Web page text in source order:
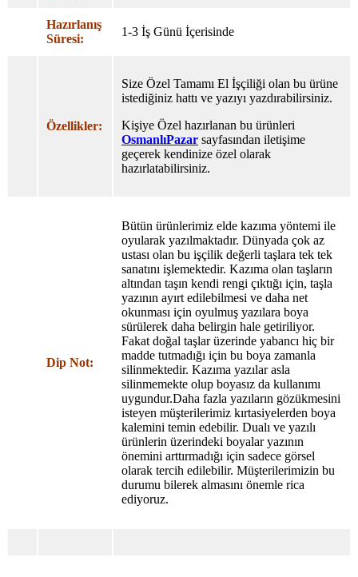
Hazırlanış
Süresi:
1-3 İş Günü İçerisinde
Özellikler:
Size Özel Tamamı El İşçiliği olan bu ürüne
istediğiniz hattı ve yazıyı yazdırabilirsiniz.
Kişiye Özel hazırlanan bu ürünleri
OsmanlıPazar sayfasından iletişime
geçerek kendinize özel olarak
hazırlatabilirsiniz.
Dip Not:
Bütün ürünlerimiz elde kazıma yöntemi ile
oyularak yazılmaktadır. Dünyada çok az
ustası olan bu işçilik değerli taşlara tek tek
sanatını işlemektedir. Kazıma olan taşların
altından taşın kendi rengi çıktığı için, taşla
yazının ayırt edilebilmesi ve daha net
okunması için oyulmuş yazılara boya
sürülerek daha belirgin hale getiriliyor.
Fakat doğal taşlar üzerinde yabancı hiç bir
madde tutmadığı için bu boya zamanla
silinmektedir. Kazıma yazılar asla
silinmemekte olup boyasız da kullanımı
uygundur.Daha fazla yazıların gözükmesini
isteyen müşterilerimiz kırtasiyelerden boya
kalemini temin edebilir. Dualı ve yazılı
ürünlerin üzerindeki boyalar yazının
önemini arttırmadığı için sadece görsel
olarak tercih edilebilir. Müşterilerimizin bu
durumu bilerek almasını önemle rica
ediyoruz.